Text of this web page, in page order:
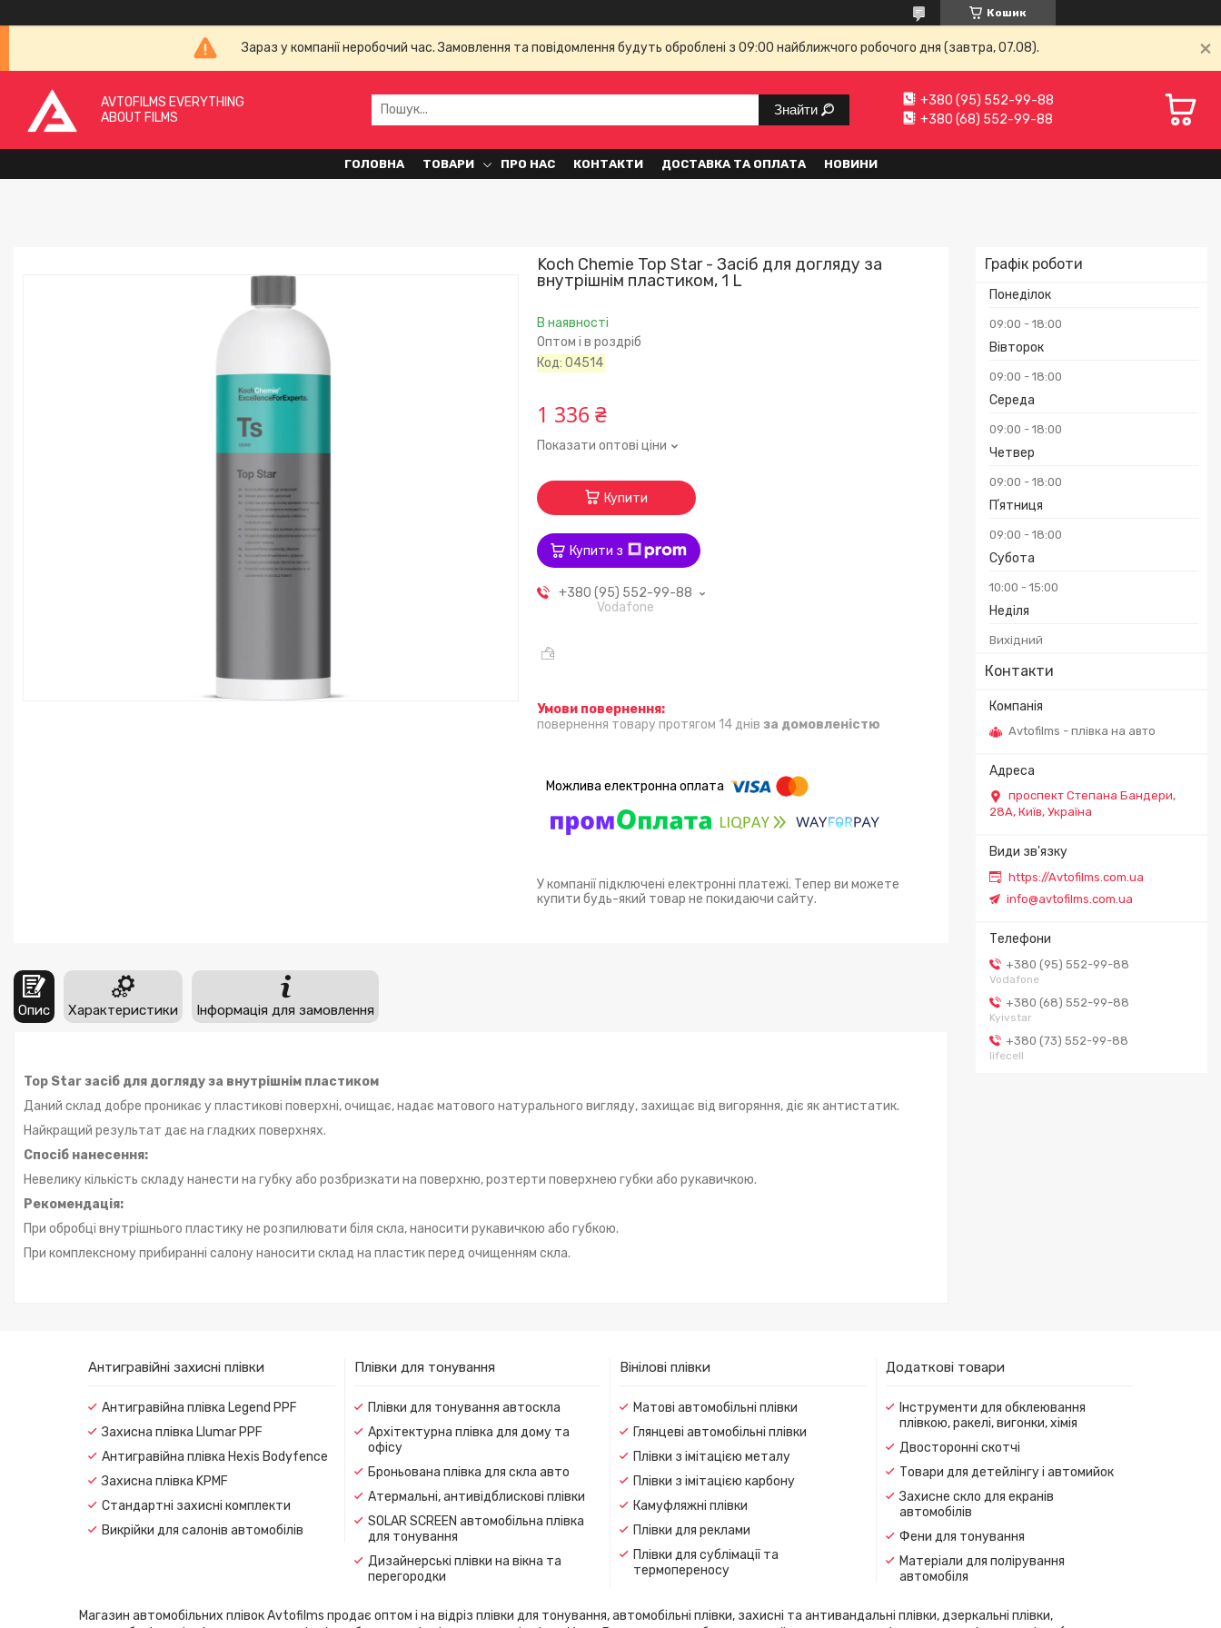
Кошик
Зараз у компанії неробочий час. Замовлення та повідомлення будуть оброблені з 09:00 найближчого робочого дня (завтра, 07.08).
AVTOFILMS EVERYTHING
ABOUT FILMS
Знайти
+380 (95) 552-99-88
+380 (68) 552-99-88
ГОЛОВНА ТОВАРИ ПРО НАС КОНТАКТИ ДОСТАВКА ТА ОПЛАТА НОВИНИ
Графік роботи
Понеділок
09:00 18:00
Вівторок
09:00 18:00
Середа
09:00 18:00
Четвер
09:00 18:00
Пʼятниця
09:00 18:00
Субота
10:00 15:00
Неділя
Вихідний
Контакти
Avtofilms - плівка на авто
проспект Степана Бандери,
28А, Київ, Україна
https://Avtofilms.com.ua
info@avtofilms.com.ua
+380 (95) 552-99-88
Vodafone
+380 (68) 552-99-88
Kyivstar
+380 (73) 552-99-88
lifecell
Koch Chemie Top Star - Засіб для догляду за
внутрішнім пластиком, 1 L
В наявності
Оптом і в роздріб
Код:04514
1 336 ₴
Показати оптові ціни
Купити
Купити з
+380 (95) 552-99-88
Vodafone
повернення товару протягом 14 днів за домовленістю
У компанії підключені електронні платежі. Тепер ви можете
купити будь-який товар не покидаючи сайту.
Опис Характеристики Інформація для замовлення
Top Star засіб для догляду за внутрішнім пластиком
Даний склад добре проникає у пластикові поверхні, очищає, надає матового натурального вигляду, захищає від вигоряння, діє як антистатик.
Найкращий результат дає на гладких поверхнях.
Спосіб нанесення:
Невелику кількість складу нанести на губку або розбризкати на поверхню, розтерти поверхнею губки або рукавичкою.
Рекомендація:
При обробці внутрішнього пластику не розпилювати біля скла, наносити рукавичкою або губкою.
При комплексному прибиранні салону наносити склад на пластик перед очищенням скла.
Антигравійні захисні плівки
Антигравійна плівка Legend PPF
Захисна плівка Llumar PPF
Антигравійна плівка Hexis Bodyfence
Захисна плівка KPMF
Стандартні захисні комплекти
Викрійки для салонів автомобілів
Плівки для тонування
Плівки для тонування автоскла
Архітектурна плівка для дому та
офісу
Броньована плівка для скла авто
Атермальні, антивідблискові плівки
SOLAR SCREEN автомобільна плівка
для тонування
Дизайнерські плівки на вікна та
перегородки
Вінілові плівки
Матові автомобільні плівки
Глянцеві автомобільні плівки
Плівки з імітацією металу
Плівки з імітацією карбону
Камуфляжні плівки
Плівки для реклами
Плівки для сублімації та
термопереносу
Додаткові товари
Інструменти для обклеювання
плівкою, ракелі, вигонки, хімія
Двосторонні скотчі
Товари для детейлінгу і автомийок
Захисне скло для екранів
автомобілів
Фени для тонування
Матеріали для полірування
автомобіля
Магазин автомобільних плівок Avtofilms продає оптом і на відріз плівки для тонування, автомобільні плівки, захисні та антивандальні плівки, дзеркальні плівки,